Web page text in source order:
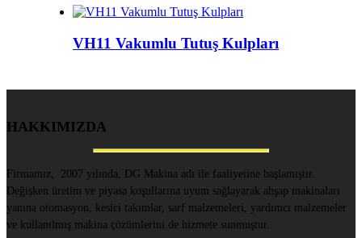
VH11 Vakumlu Tutuş Kulpları
HAKKIMIZDA
Firmamız, 2007 yılında, DG Makina adı ile faaliyetine başlamıştır.
Değişken üretim ve piyasa koşullarına uyum sağlayarak ahşap makinaları
yanına otomasyon, kesici takımlar, sarf malzemeleri, yardımcı malzemeler
ve kullanılmış makina çözümlerini de hizmete sunmuştur.